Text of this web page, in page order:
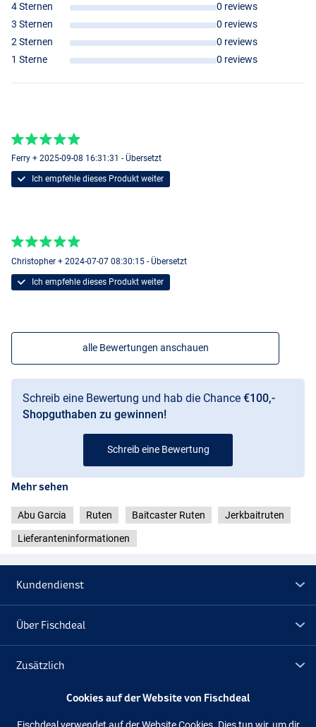
4 Sternen
0 reviews
3 Sternen
0 reviews
2 Sternen
0 reviews
1 Sterne
0 reviews
Ferry + 2025-09-08 16:31:31 - Übersetzt
Ich empfehle dieses Produkt weiter
Christopher + 2024-07-07 08:30:15 - Übersetzt
Ich empfehle dieses Produkt weiter
alle Bewertungen anschauen
Schreib eine Bewertung und hab die Chance €100,-
Shopguthaben zu gewinnen!
Schreib eine Bewertung
Mehr sehen
Abu Garcia Ruten Baitcaster Ruten Jerkbaitruten
Lieferanteninformationen
Kundendienst
Über Fischdeal
Zusätzlich
Lagerräumung
Cookies auf der Website von Fischdeal